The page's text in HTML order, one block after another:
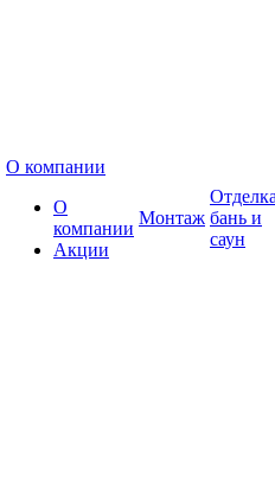
О компании
О
компании
Акции
Монтаж бань и
саун